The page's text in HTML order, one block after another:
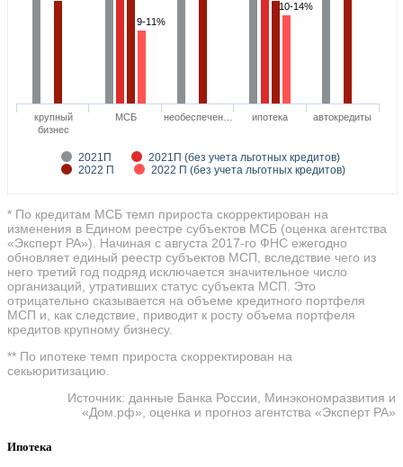
9-11%
10-14%
2021П
2021П (без учета льготных кредитов)
2022 П
2022 П (без учета льготных кредитов)
крупный
бизнес
МСБ необеспечен… ипотека автокредиты
* По кредитам МСБ темп прироста скорректирован на
изменения в Едином реестре субъектов МСБ (оценка агентства
«Эксперт РА»). Начиная с августа 2017-го ФНС ежегодно
обновляет единый реестр субъектов МСП, вследствие чего из
него третий год подряд исключается значительное число
организаций, утративших статус субъекта МСП. Это
отрицательно сказывается на объеме кредитного портфеля
МСП и, как следствие, приводит к росту объема портфеля
кредитов крупному бизнесу.
** По ипотеке темп прироста скорректирован на
секьюритизацию.
Источник: данные Банка России, Минэкономразвития и
«Дом.рф», оценка и прогноз агентства «Эксперт РА»
Ипотека